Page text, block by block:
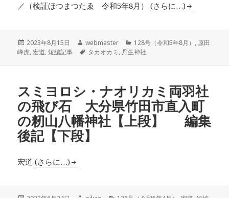
／（検証ほつまつたゑ 令和5年8月）(さらに…)
投
稿
2023年8月15日
作
成
webmaster
カ
テ
128号（令和5年8月） , 原田
峰虎,宏道,短編記事
タ
タカオカミ ,丹生神社
スミヨロシ・ナオリカミ両羽社
の飛び石 大分県竹田市直入町
の籾山八幡神社【上段】 編集
後記【下段】
宏道(さらに…)